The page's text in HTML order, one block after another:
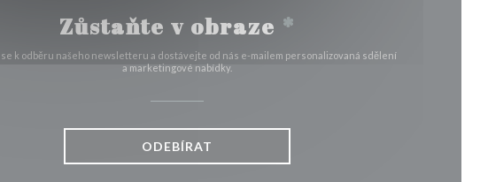
Zůstaňte v obraze *
k odběru našeho newsletteru a dostávejte od nás e-mailem personalizovaná sdělení
a marketingové nabídky.
ODEBÍRAT